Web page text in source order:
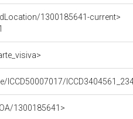
1300185641-current>
1300185641>